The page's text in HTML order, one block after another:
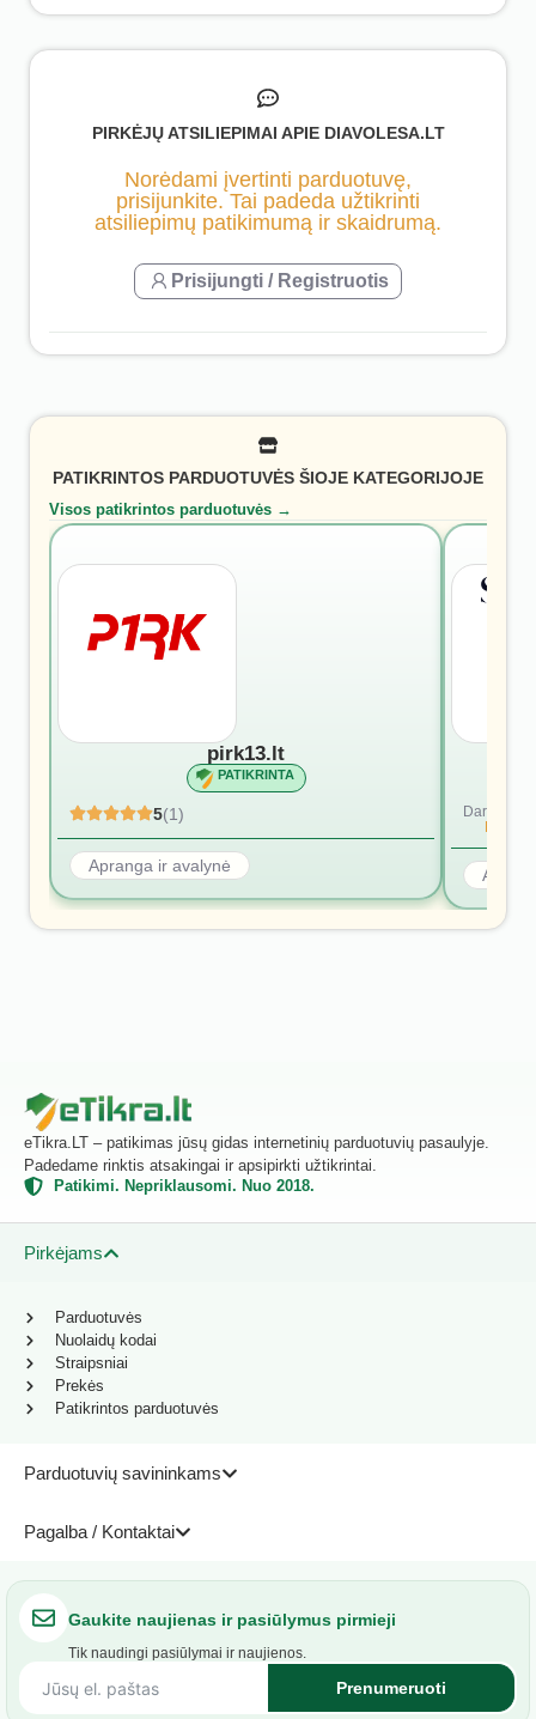
PIRKĖJŲ ATSILIEPIMAI APIE DIAVOLESA.LT
Norėdami įvertinti parduotuvę,
prisijunkite. Tai padeda užtikrinti
atsiliepimų patikimumą ir skaidrumą.
Prisijungti / Registruotis
PATIKRINTOS PARDUOTUVĖS ŠIOJE KATEGORIJOJE
Visos patikrintos parduotuvės →
pirk13.lt
PATIKRINTA
5(1)
Apranga ir avalynė
Dar nėra
eTikra.LT – patikimas jūsų gidas internetinių parduotuvių pasaulyje.
Padedame rinktis atsakingai ir apsipirkti užtikrintai.
Patikimi. Nepriklausomi. Nuo 2018.
Pirkėjams
Parduotuvių savininkams
Pagalba / Kontaktai
Parduotuvės
Nuolaidų kodai
Straipsniai
Prekės
Patikrintos parduotuvės
Gaukite naujienas ir pasiūlymus pirmieji
Tik naudingi pasiūlymai ir naujienos.
Prenumeruoti